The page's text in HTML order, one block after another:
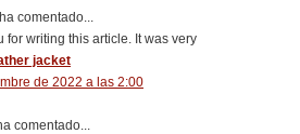
comentado...
for writing this article. It was very
jacket
de 2022 a las 2:00
comentado...